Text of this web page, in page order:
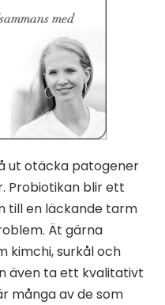
ut otäcka patogener
Probiotikan blir ett
till en läckande tarm
Ät gärna
kimchi, surkål och
även ta ett kvalitativt
många av de som